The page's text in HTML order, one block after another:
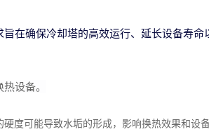
在确保冷却塔的高效运行、延长设备寿命
设备。
可能导致水垢的形成，影响换热效果和设备